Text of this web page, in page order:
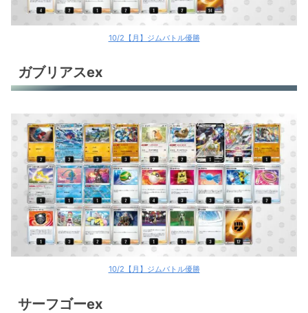
リザードンex
ルギアV
ルギアV
ルギアV
ルギアV
ヒスイヌメルゴンV
ヒスイヌメルゴンV
環境デッキレシピまとめ
10/2【月】ジムバトル優勝
ガブリアスex
10/2【月】ジムバトル優勝
サーフゴーex